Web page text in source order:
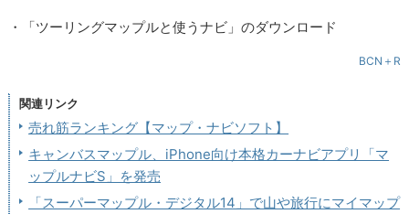
・「ツーリングマップルと使うナビ」のダウンロード
BCN＋R
関連リンク
売れ筋ランキング【マップ・ナビソフト】
キャンバスマップル、iPhone向け本格カーナビアプリ「マ
ップルナビS」を発売
「スーパーマップル・デジタル14」で山や旅行にマイマップ